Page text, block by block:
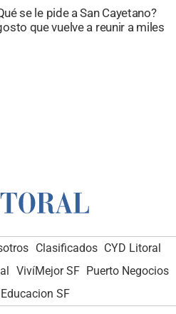
se le pide a San Cayetano?
que vuelve a reunir a miles
Clasificados CYD Litoral
VivíMejor SF Puerto Negocios
Educacion SF